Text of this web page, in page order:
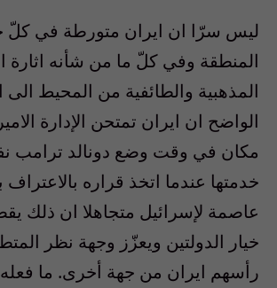
ليس سرّا ان ايران متورطة في
المنطقة وفي كلّ ما من شأنه اثارة
المذهبية والطائفية من المحيط الى
الواضح ان ايران تمتحن الإدارة
مكان في وقت وضع دونالد ترامب
خدمتها عندما اتخذ قراره
عاصمة لإسرائيل متجاهلا ان ذلك
خيار الدولتين ويعزّز وجهة نظر
رأسهم ايران من جهة أخرى. ما